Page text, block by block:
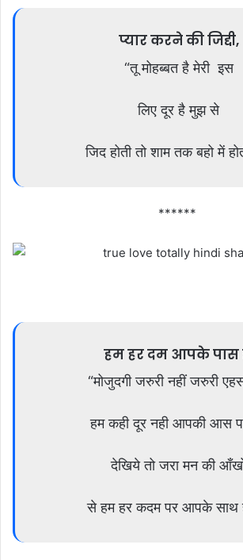
प्यार करने की जिद्दी,
“तू मोहब्बत है मेरी इस
लिए दूर है मुझ से
जिद होती तो शाम तक बहो में
******
हम हर दम आपके पास
“मोजुदगी जरुरी नहीं जरुरी
हम कही दूर नही आपकी आस
देखिये तो जरा मन की
से हम हर कदम पर आपके साथ